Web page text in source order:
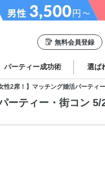
無料会員登録
パーティー成功術 選ば
性2席！】マッチング婚活パーティ
ーティー・街コン